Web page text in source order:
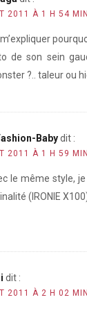
2011 À 1 H 54 MIN
de son sein
?.. taleur ou
Baby dit :
2011 À 1 H 59 MIN
le même style, je
(IRONIE
dit :
2011 À 2 H 02 MIN